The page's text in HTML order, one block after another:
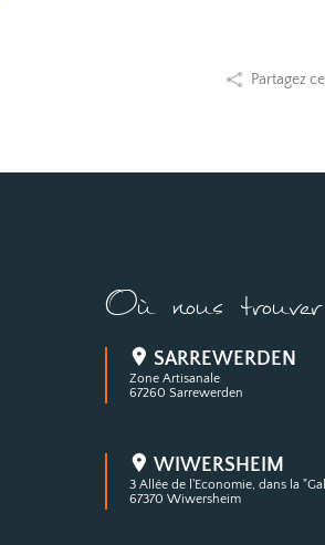
Partagez
Où nous
SARREWERDEN
Zone Artisanale
67260 Sarrewerden
WIWERSHEIM
3 Allée de l'Economie, dans la
67370 Wiwersheim